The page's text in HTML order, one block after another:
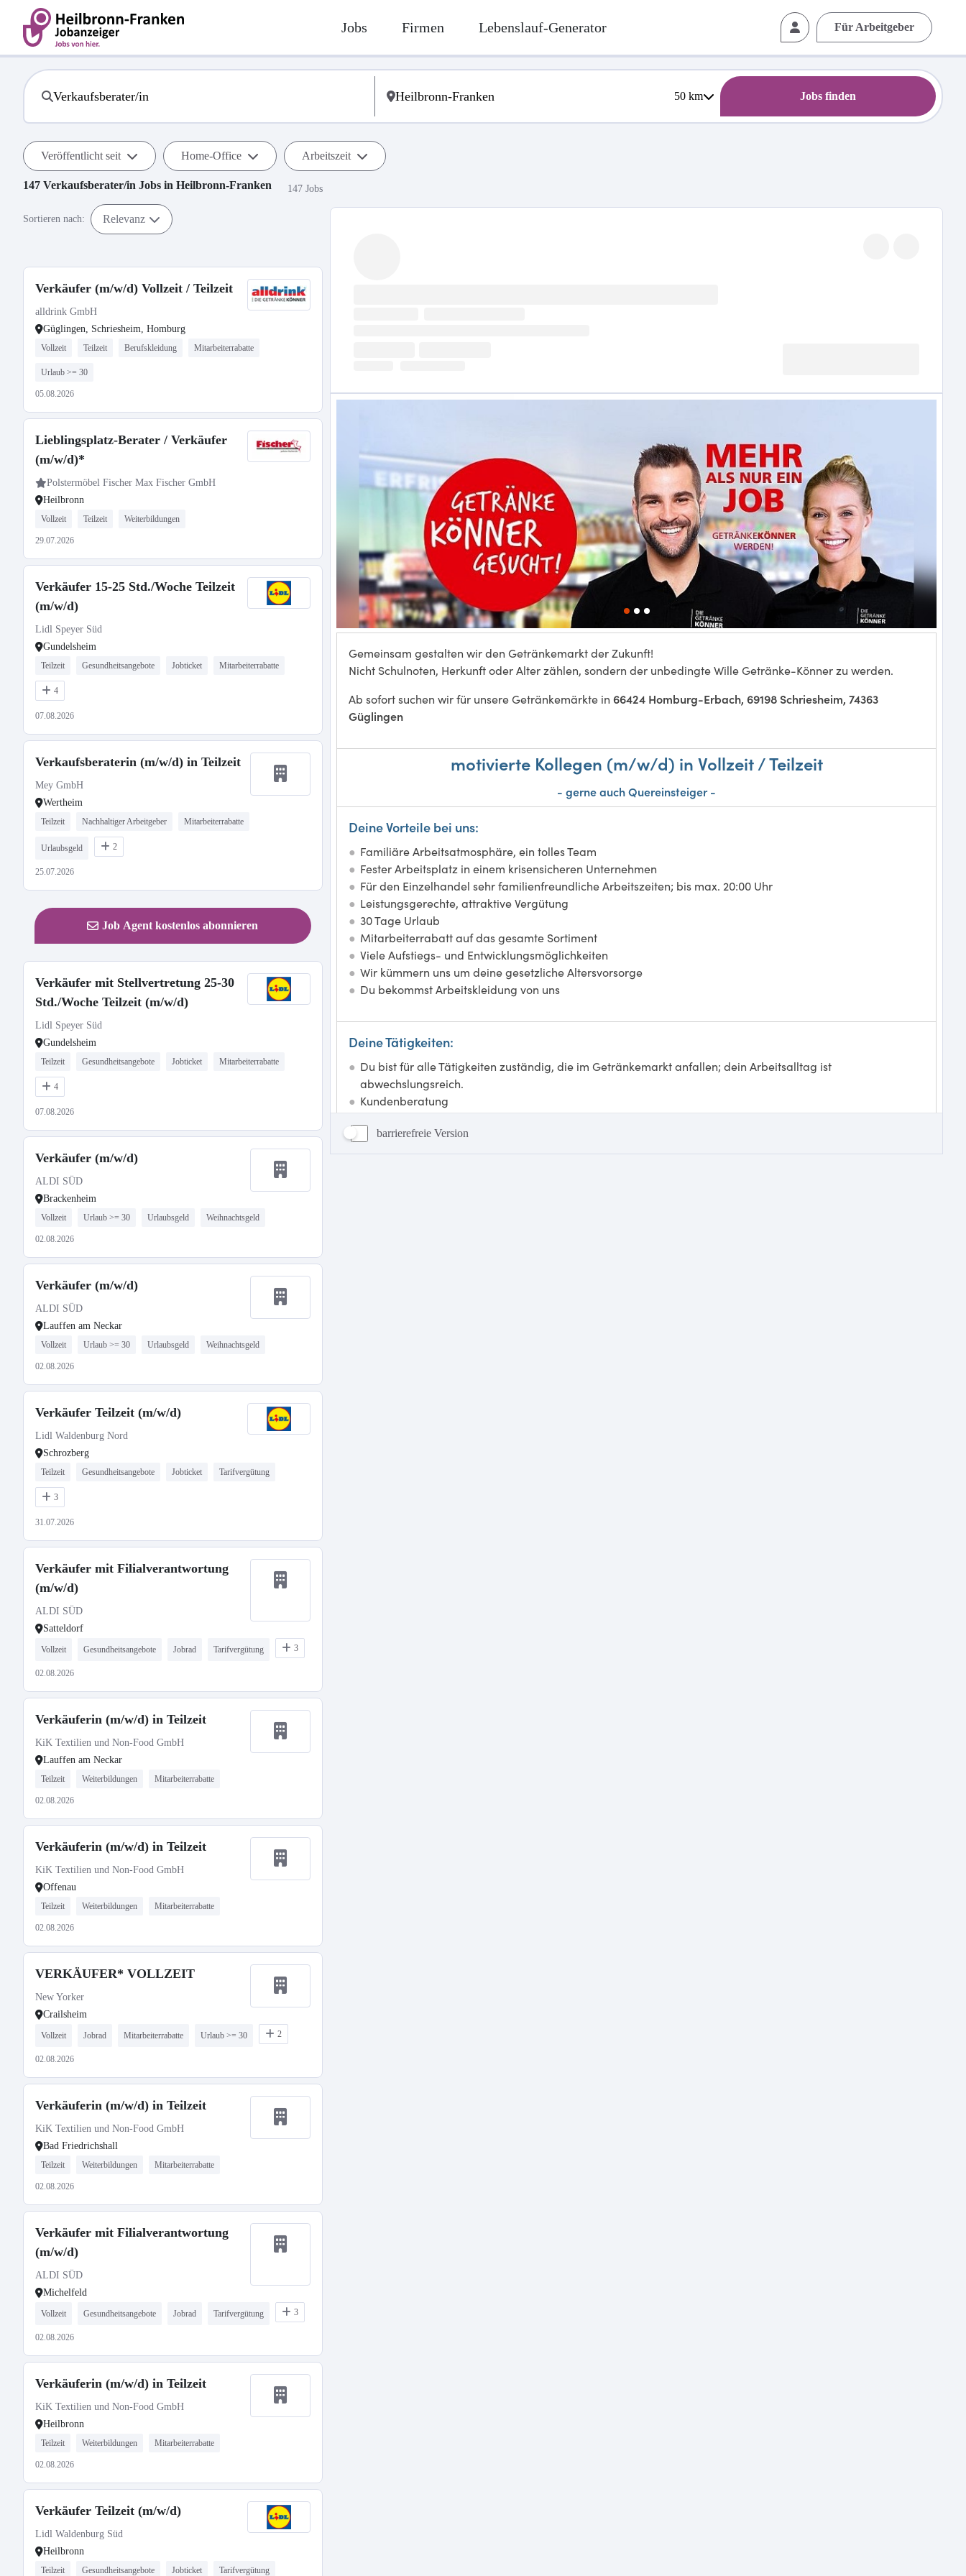
Jobs Firmen Lebenslauf-Generator Für Arbeitgeber
50km Jobs finden
Veröffentlicht seit Home-Office Arbeitszeit
147 Verkaufsberater/in Jobs in Heilbronn-Franken 147 Jobs
Sortieren nach: Relevanz
Verkäufer (m/w/d) Vollzeit / Teilzeit
alldrink GmbH
Güglingen, Schriesheim, Homburg
Vollzeit Teilzeit Berufskleidung Mitarbeiterrabatte
Urlaub >= 30
05.08.2026
Lieblingsplatz-Berater / Verkäufer
(m/w/d)*
Polstermöbel Fischer Max Fischer GmbH
Heilbronn
Vollzeit Teilzeit Weiterbildungen
29.07.2026
Verkäufer 15-25 Std./Woche Teilzeit
(m/w/d)
Lidl Speyer Süd
Gundelsheim
Teilzeit Gesundheitsangebote Jobticket Mitarbeiterrabatte
4
07.08.2026
Verkaufsberaterin (m/w/d) in Teilzeit
Mey GmbH
Wertheim
Teilzeit Nachhaltiger Arbeitgeber Mitarbeiterrabatte
Urlaubsgeld 2
25.07.2026
Job Agent kostenlos abonnieren
Verkäufer mit Stellvertretung 25-30
Std./Woche Teilzeit (m/w/d)
Lidl Speyer Süd
Gundelsheim
Teilzeit Gesundheitsangebote Jobticket Mitarbeiterrabatte
4
07.08.2026
Verkäufer (m/w/d)
ALDI SÜD
Brackenheim
Vollzeit Urlaub >= 30 Urlaubsgeld Weihnachtsgeld
02.08.2026
Verkäufer (m/w/d)
ALDI SÜD
Lauffen am Neckar
Vollzeit Urlaub >= 30 Urlaubsgeld Weihnachtsgeld
02.08.2026
Verkäufer Teilzeit (m/w/d)
Lidl Waldenburg Nord
Schrozberg
Teilzeit Gesundheitsangebote Jobticket Tarifvergütung
3
31.07.2026
Verkäufer mit Filialverantwortung
(m/w/d)
ALDI SÜD
Satteldorf
Vollzeit Gesundheitsangebote Jobrad Tarifvergütung 3
02.08.2026
Verkäuferin (m/w/d) in Teilzeit
KiK Textilien und Non-Food GmbH
Lauffen am Neckar
Teilzeit Weiterbildungen Mitarbeiterrabatte
02.08.2026
Verkäuferin (m/w/d) in Teilzeit
KiK Textilien und Non-Food GmbH
Offenau
Teilzeit Weiterbildungen Mitarbeiterrabatte
02.08.2026
VERKÄUFER* VOLLZEIT
New Yorker
Crailsheim
Vollzeit Jobrad Mitarbeiterrabatte Urlaub >= 30 2
02.08.2026
Verkäuferin (m/w/d) in Teilzeit
KiK Textilien und Non-Food GmbH
Bad Friedrichshall
Teilzeit Weiterbildungen Mitarbeiterrabatte
02.08.2026
Verkäufer mit Filialverantwortung
(m/w/d)
ALDI SÜD
Michelfeld
Vollzeit Gesundheitsangebote Jobrad Tarifvergütung 3
02.08.2026
Verkäuferin (m/w/d) in Teilzeit
KiK Textilien und Non-Food GmbH
Heilbronn
Teilzeit Weiterbildungen Mitarbeiterrabatte
02.08.2026
Verkäufer Teilzeit (m/w/d)
Lidl Waldenburg Süd
Heilbronn
Teilzeit Gesundheitsangebote Jobticket Tarifvergütung
barrierefreie Version